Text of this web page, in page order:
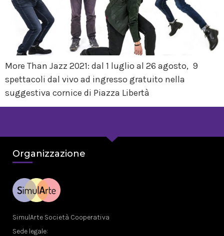
More Than Jazz 2021: dal 1 luglio al 26 agosto, 9
spettacoli dal vivo ad ingresso gratuito nella
suggestiva cornice di Piazza Libertà
Organizzazione
SimulArte Società Cooperativa
Sede legale: